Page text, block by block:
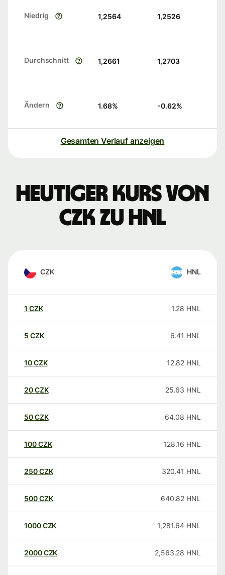
Niedrig 1,2564 1,2526
Durchschnitt 1,2661 1,2703
Ändern 1.68% -0.62%
Gesamten Verlauf anzeigen
Heutiger Kurs von
CZK zu HNL
CZK HNL
1 CZK 1.28 HNL
5 CZK 6.41 HNL
10CZK 12.82 HNL
20CZK 25.63 HNL
50CZK 64.08 HNL
100CZK 128.16 HNL
250CZK 320.41 HNL
500CZK 640.82 HNL
1000CZK 1,281.64 HNL
2000CZK 2,563.28 HNL